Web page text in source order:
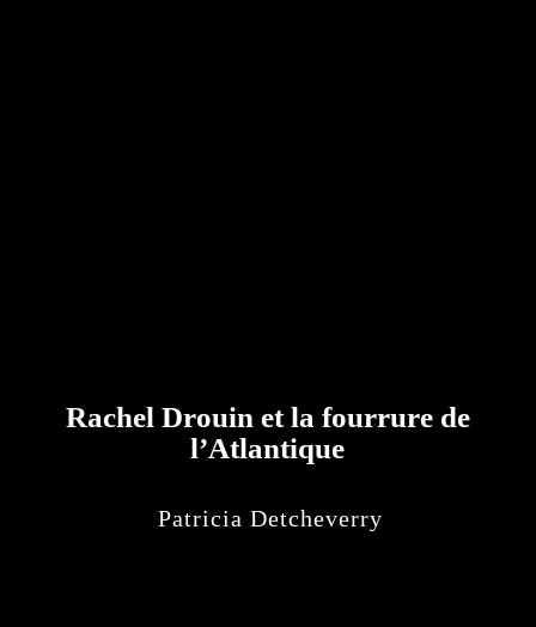
Rachel Drouin et la fourrure de
l’Atlantique
Patricia Detcheverry